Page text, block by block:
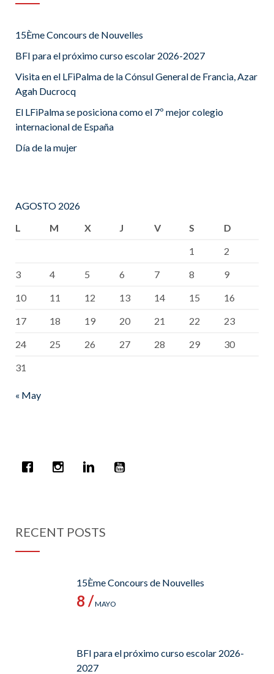
15Ème Concours de Nouvelles
BFI para el próximo curso escolar 2026-2027
Visita en el LFiPalma de la Cónsul General de Francia, Azar
Agah Ducrocq
El LFiPalma se posiciona como el 7º mejor colegio
internacional de España
Día de la mujer
AGOSTO 2026
L
M X J V S
D
1
2
3
4 5 6 7 8
9
10
11 12 13 14 15
16
17
18 19 20 21 22
23
24
25 26 27 28 29
30
31
« May
RECENT POSTS
15Ème Concours de Nouvelles
8 /MAYO
BFI para el próximo curso escolar 2026-
2027